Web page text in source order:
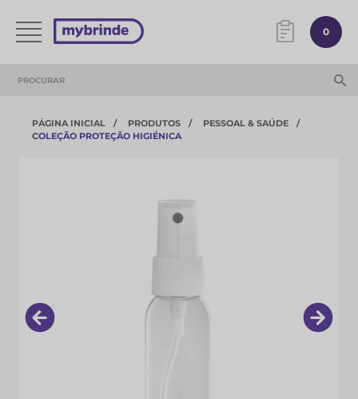
0
PÁGINA INICIAL PRODUTOS
PESSOAL & SAÚDE
COLEÇÃO PROTEÇÃO HIGIÉNICA